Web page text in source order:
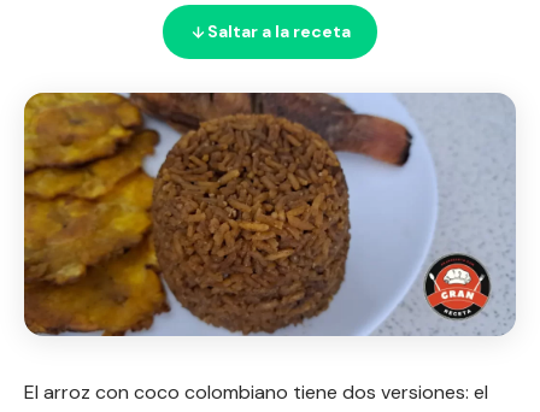
Saltar a la receta
El arroz con coco colombiano tiene dos versiones: el